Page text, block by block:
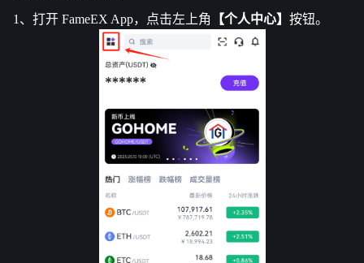
1、打开 FameEX App，点击左上角 【个人中心】 按钮。